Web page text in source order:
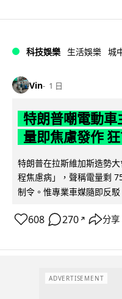
科技娛樂 生活娛樂 城
Vin 1 日
特朗普嘲電動車
量即焦慮發作
特朗普在拉斯維加斯造勢
程焦慮病」，聲稱電量剩
制令。惟專業車媒隨即反駁
608 270 ↗ 分享
ADVERTISEMENT